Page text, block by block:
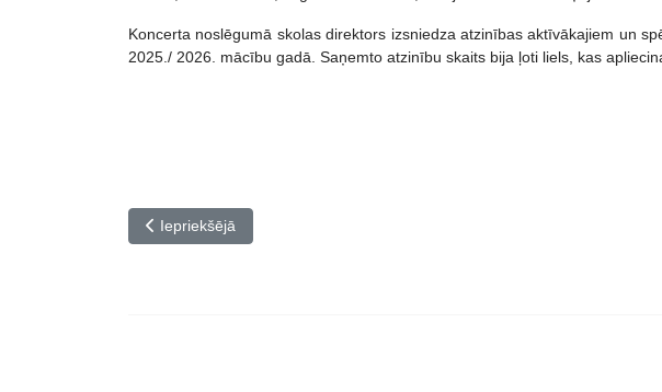
Koncerta noslēgumā skolas direktors izsniedza atzinības aktīvākajiem un
2025./ 2026. mācību gadā. Saņemto atzinību skaits bija ļoti liels, kas
Iepriekšējais raksts: Viktorijas Cīrules 85 gadu jubilejai veltīts koncerts
Iepriekšējā